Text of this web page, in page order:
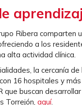
Ribera comparten
a los
alta actividad clínica.
la cercanía
16 hospitales y
que buscan
Torrejón, aquí.